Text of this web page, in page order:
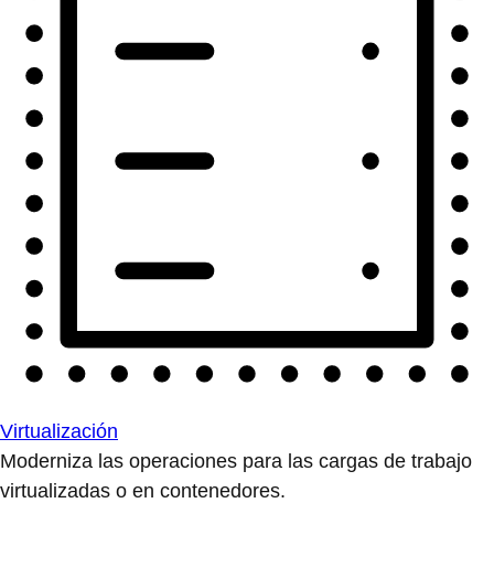
Virtualización
Moderniza las operaciones para las cargas de trabajo
virtualizadas o en contenedores.